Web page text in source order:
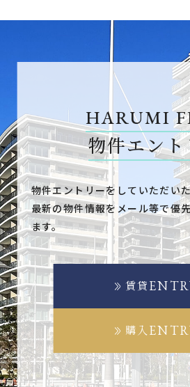
HARUMI
物件エント
物件エントリーをしていただい
最新の物件情報をメール等で優
ます。
賃貸
購入